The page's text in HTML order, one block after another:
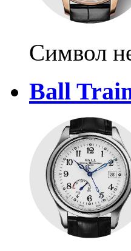
Символ
Ball